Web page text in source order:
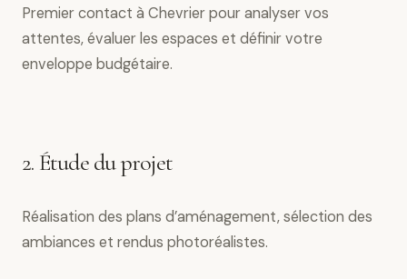
Premier contact à Chevrier pour analyser vos
attentes, évaluer les espaces et définir votre
enveloppe budgétaire.
2. Étude du projet
Réalisation des plans d’aménagement, sélection des
ambiances et rendus photoréalistes.